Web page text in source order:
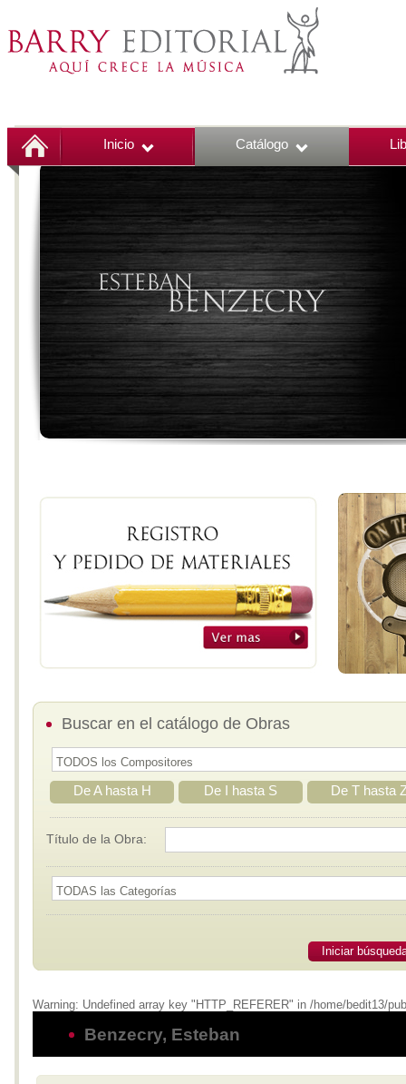
Inicio Catálogo
Buscar en el catálogo de Obras
De A hasta H De I hasta S De T hasta
Título de la Obra:
Iniciar
Warning: Undefined array key "HTTP_REFERER" in /home/bedit13/
Benzecry, Esteban